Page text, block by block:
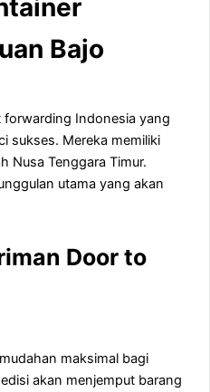
Bajo
Indonesia yang
sukses. Mereka memiliki
Nusa Tenggara Timur.
utama yang akan
Door to
maksimal bagi
akan menjemput barang